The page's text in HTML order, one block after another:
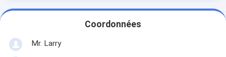
Coordonnées
Mr. Larry